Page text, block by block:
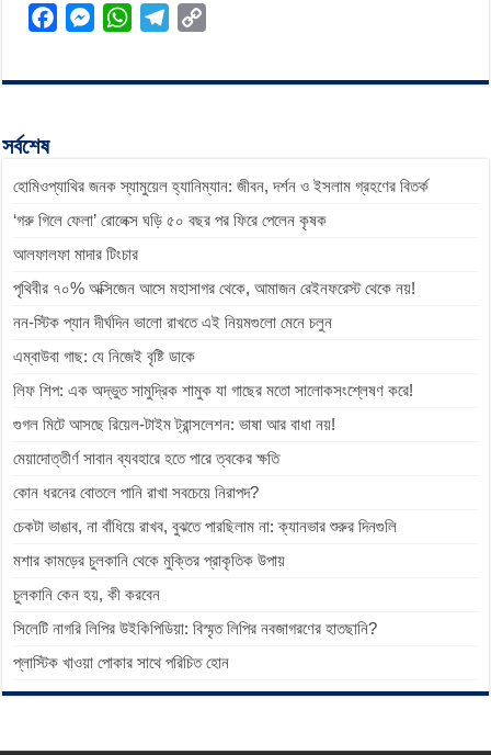
o
k
M
g
e
W
p
p
a
m
n
k
সর্বশেষ
হোমিওপ্যাথির জনক স্যামুয়েল হ্যানিম্যান: জীবন, দর্শন ও ইসলাম গ্রহণের বিতর্ক
‘গরু গিলে ফেলা’ রোলেক্স ঘড়ি ৫০ বছর পর ফিরে পেলেন কৃষক
আলফালফা মাদার টিংচার
পৃথিবীর ৭০% অক্সিজেন আসে মহাসাগর থেকে, আমাজন রেইনফরেস্ট থেকে নয়!
নন-স্টিক প্যান দীর্ঘদিন ভালো রাখতে এই নিয়মগুলো মেনে চলুন
এম্বাউবা গাছ: যে নিজেই বৃষ্টি ডাকে
লিফ শিপ: এক অদ্ভুত সামুদ্রিক শামুক যা গাছের মতো সালোকসংশ্লেষণ করে!
গুগল মিটে আসছে রিয়েল-টাইম ট্রান্সলেশন: ভাষা আর বাধা নয়!
মেয়াদোত্তীর্ণ সাবান ব্যবহারে হতে পারে ত্বকের ক্ষতি
কোন ধরনের বোতলে পানি রাখা সবচেয়ে নিরাপদ?
চেকটা ভাঙাব, না বাঁধিয়ে রাখব, বুঝতে পারছিলাম না: ক্যানভার শুরুর দিনগুলি
মশার কামড়ের চুলকানি থেকে মুক্তির প্রাকৃতিক উপায়
চুলকানি কেন হয়, কী করবেন
সিলেটি নাগরি লিপির উইকিপিডিয়া: বিস্মৃত লিপির নবজাগরণের হাতছানি?
প্লাস্টিক খাওয়া পোকার সাথে পরিচিত হোন